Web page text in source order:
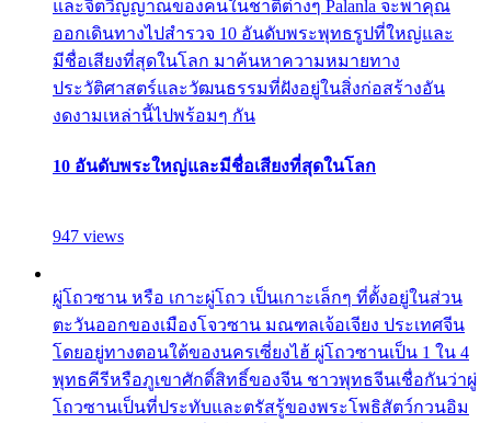
และจิตวิญญาณของคนในชาติต่างๆ Palanla จะพาคุณ
ออกเดินทางไปสำรวจ 10 อันดับพระพุทธรูปที่ใหญ่และ
มีชื่อเสียงที่สุดในโลก มาค้นหาความหมายทาง
ประวัติศาสตร์และวัฒนธรรมที่ฝังอยู่ในสิ่งก่อสร้างอัน
งดงามเหล่านี้ไปพร้อมๆ กัน
10 อันดับพระใหญ่และมีชื่อเสียงที่สุดในโลก
947 views
ผู่โถวซาน หรือ เกาะผู่โถว เป็นเกาะเล็กๆ ที่ตั้งอยู่ในส่วน
ตะวันออกของเมืองโจวซาน มณฑลเจ้อเจียง ประเทศจีน
โดยอยู่ทางตอนใต้ของนครเซี่ยงไฮ้ ผู่โถวซานเป็น 1 ใน 4
พุทธคีรีหรือภูเขาศักดิ์สิทธิ์ของจีน ชาวพุทธจีนเชื่อกันว่าผู่
โถวซานเป็นที่ประทับและตรัสรู้ของพระโพธิสัตว์กวนอิม